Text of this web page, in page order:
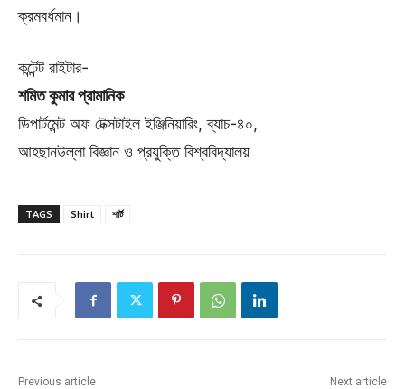
ক্রমবর্ধমান।
কন্টেন্ট রাইটার-
শমিত কুমার প্রামানিক
ডিপার্টমেন্ট অফ টেক্সটাইল ইঞ্জিনিয়ারিং, ব্যাচ-৪০,
আহছানউল্লা বিজ্ঞান ও প্রযুক্তি বিশ্ববিদ্যালয়
TAGS Shirt শার্ট
Previous article Next article